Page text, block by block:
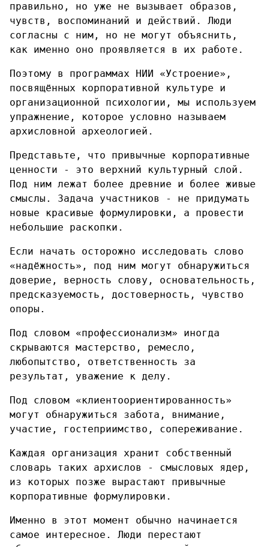
правильно, но уже не вызывает образов,
чувств, воспоминаний и действий. Люди
согласны с ним, но не могут объяснить,
как именно оно проявляется в их работе.
Поэтому в программах НИИ «Устроение»,
посвящённых корпоративной культуре и
организационной психологии, мы используем
упражнение, которое условно называем
архисловной археологией.
Представьте, что привычные корпоративные
ценности - это верхний культурный слой.
Под ним лежат более древние и более живые
смыслы. Задача участников - не придумать
новые красивые формулировки, а провести
небольшие раскопки.
Если начать осторожно исследовать слово
«надёжность», под ним могут обнаружиться
доверие, верность слову, основательность,
предсказуемость, достоверность, чувство
опоры.
Под словом «профессионализм» иногда
скрываются мастерство, ремесло,
любопытство, ответственность за
результат, уважение к делу.
Под словом «клиентоориентированность»
могут обнаружиться забота, внимание,
участие, гостеприимство, сопереживание.
Каждая организация хранит собственный
словарь таких архислов - смысловых ядер,
из которых позже вырастают привычные
корпоративные формулировки.
Именно в этот момент обычно начинается
самое интересное. Люди перестают